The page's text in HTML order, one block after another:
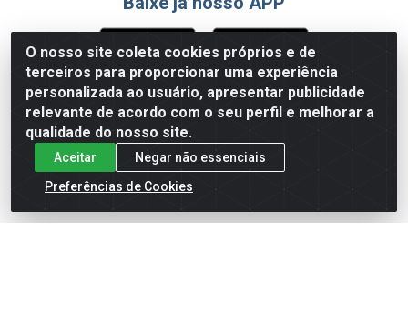
O nosso site coleta cookies próprios e de
terceiros para proporcionar uma experiência
personalizada ao usuário, apresentar publicidade
relevante de acordo com o seu perfil e melhorar a
qualidade do nosso site.
Aceitar
Negar não essenciais
Preferências de Cookies
Formas de Pagamento